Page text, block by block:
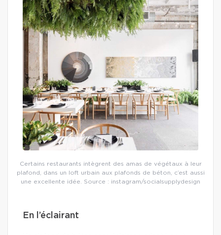
Certains restaurants intègrent des amas de végétaux à leur
plafond, dans un loft urbain aux plafonds de béton, c’est aussi
une excellente idée. Source : instagram/socialsupplydesign
En l’éclairant